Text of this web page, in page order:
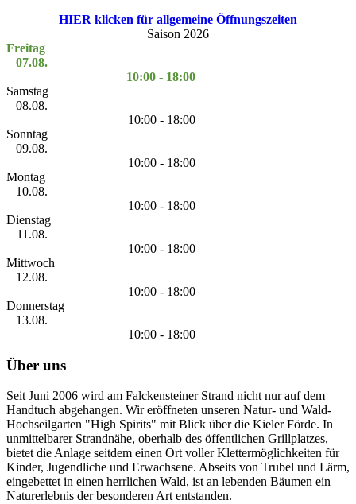
HIER klicken für allgemeine Öffnungszeiten
Saison 2026
Freitag
07.08.
10:00 - 18:00
Samstag
08.08.
10:00 - 18:00
Sonntag
09.08.
10:00 - 18:00
Montag
10.08.
10:00 - 18:00
Dienstag
11.08.
10:00 - 18:00
Mittwoch
12.08.
10:00 - 18:00
Donnerstag
13.08.
10:00 - 18:00
Über uns
Seit Juni 2006 wird am Falckensteiner Strand nicht nur auf dem
Handtuch abgehangen. Wir eröffneten unseren Natur- und Wald-
Hochseilgarten "High Spirits" mit Blick über die Kieler Förde. In
unmittelbarer Strandnähe, oberhalb des öffentlichen Grillplatzes,
bietet die Anlage seitdem einen Ort voller Klettermöglichkeiten für
Kinder, Jugendliche und Erwachsene. Abseits von Trubel und Lärm,
eingebettet in einen herrlichen Wald, ist an lebenden Bäumen ein
Naturerlebnis der besonderen Art entstanden.